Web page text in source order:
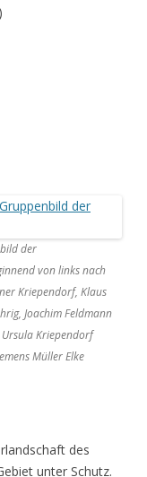
der
von links nach
Kriependorf, Klaus
Joachim Feldmann
Kriependorf
Müller Elke
des
unter Schutz.